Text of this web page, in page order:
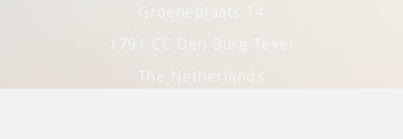
Groeneplaats 14
1791 CC Den Burg-Texel
The Netherlands